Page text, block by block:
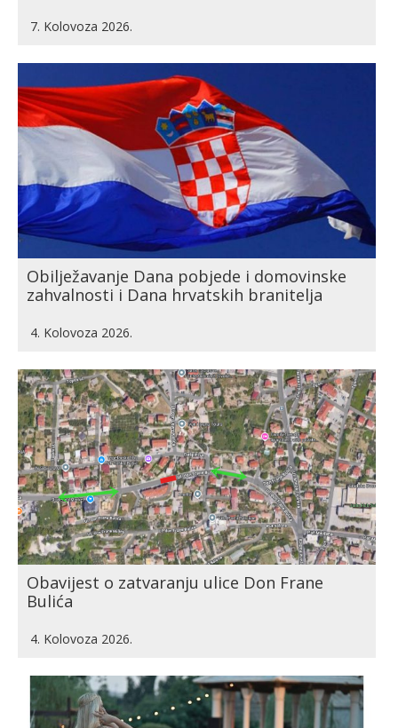
7. Kolovoza 2026.
Obilježavanje Dana pobjede i domovinske
zahvalnosti i Dana hrvatskih branitelja
4. Kolovoza 2026.
Obavijest o zatvaranju ulice Don Frane
Bulića
4. Kolovoza 2026.